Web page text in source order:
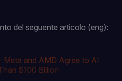
del seguente articolo (eng):
Meta and AMD Agree to AI
$100 Billion